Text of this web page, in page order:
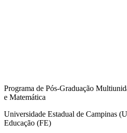
Programa de Pós-Graduação
e Matemática
Universidade Estadual de Campinas
Educação (FE)